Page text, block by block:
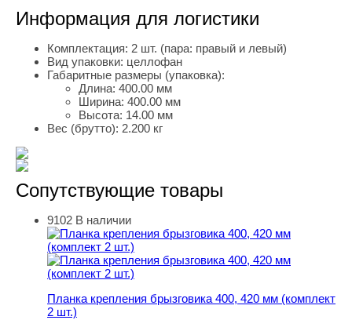
Информация для логистики
Комплектация: 2 шт. (пара: правый и левый)
Вид упаковки: целлофан
Габаритные размеры (упаковка):
Длина: 400.00 мм
Ширина: 400.00 мм
Высота: 14.00 мм
Вес (брутто): 2.200 кг
Сопутствующие товары
Планка крепления брызговика 400, 420 мм (комплект 2
9102 В наличии
Планка крепления брызговика 400, 420 мм (комплект
2 шт.)